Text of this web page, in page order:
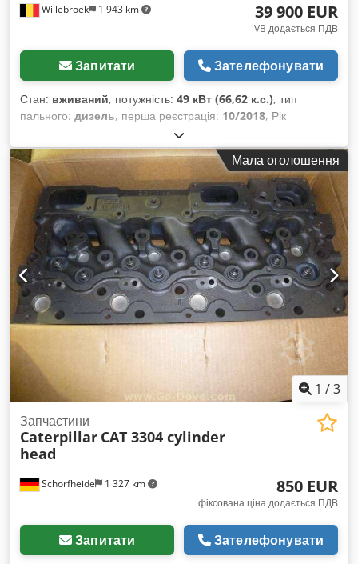
Willebroek 1 943 km 39 900 EUR
VB додається ПДВ
Запитати Зателефонувати
Стан: вживаний, потужність: 49 кВт (66,62 к.с.), тип
пального: дизель, перша реєстрація: 10/2018, Рік
, мотогодини:
Мала оголошення
1 /3
Schorfheide 1 327 km
Запчастини
Caterpillar CAT 3304 cylinder
head
850 EUR
фіксована ціна додається ПДВ
Запитати Зателефонувати